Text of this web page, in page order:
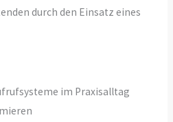
durch den Einsatz eines
im Praxisalltag